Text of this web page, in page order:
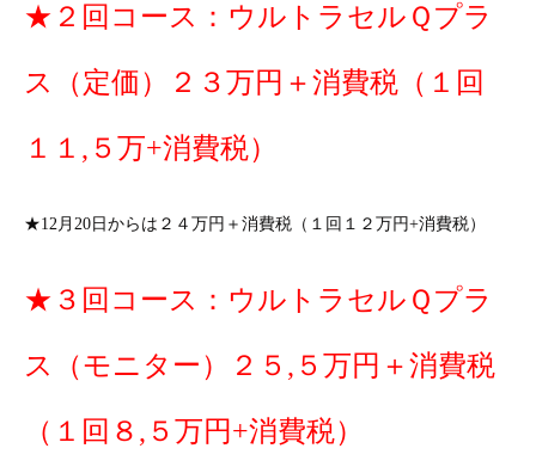
★２回コース：ウルトラセルＱプラ
ス（定価）２３万円＋消費税（１回
１１,５万+消費税）
★12月20日からは２４万円＋消費税（１回１２万円+消費税）
★３回コース：ウルトラセルＱプラ
ス（モニター）２５,５万円＋消費税
（１回８,５万円+消費税）